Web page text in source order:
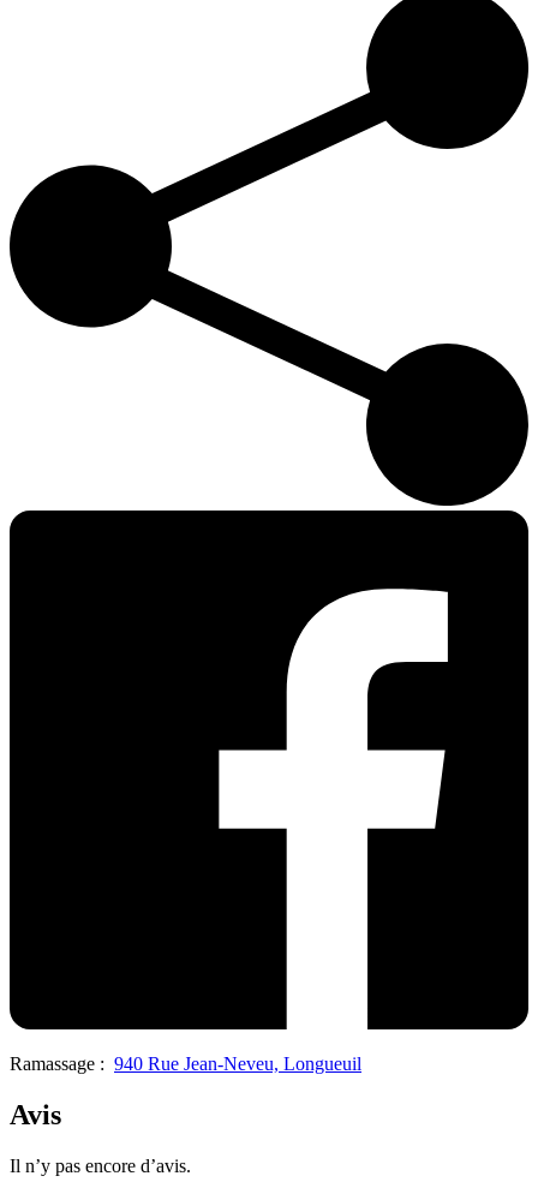
Ramassage : 940 Rue Jean-Neveu, Longueuil
Avis
Il n’y pas encore d’avis.